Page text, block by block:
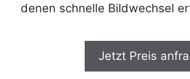
denen schnelle Bildwechsel
Jetzt Preis